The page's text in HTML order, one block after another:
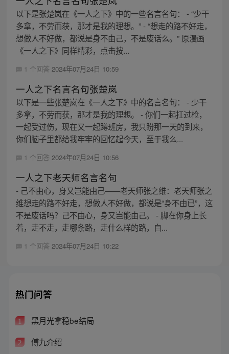
以下是张楚岚在《一人之下》中的一些名言名句： - “少干
多拿，不劳而获，那才是我的理想。” - “想走的路不好走，
想做人不好做，都说是身不由己，不是废话么。” 原漫画
《一人之下》同样精彩，点击按...
1 个回答 2024年07月24日 10:59
一人之下名言名句张楚岚
以下是一些张楚岚在《一人之下》中的名言名句： - 少干
多拿，不劳而获，那才是我的理想。 - 你们一起扛过枪，
一起受过伤，现在又一起蹲班房，我只盼那一天的到来，
你们脑子里都给我牢牢的回忆起今天，至于我么...
1 个回答 2024年07月24日 10:56
一人之下老天师名言名句
- 己不由心，身又岂能由己——老天师张之维：老天师张之
维想走的路不好走，想做人不好做，都说是“身不由已”，这
不是废话吗？己不由心，身又岂能由己。 - 脚在你身上长
着，走不走，走哪条路，走什么样的路，自...
1 个回答 2024年07月24日 10:22
热门问答
1 黑月光拿稳be结局
2 傅九介绍